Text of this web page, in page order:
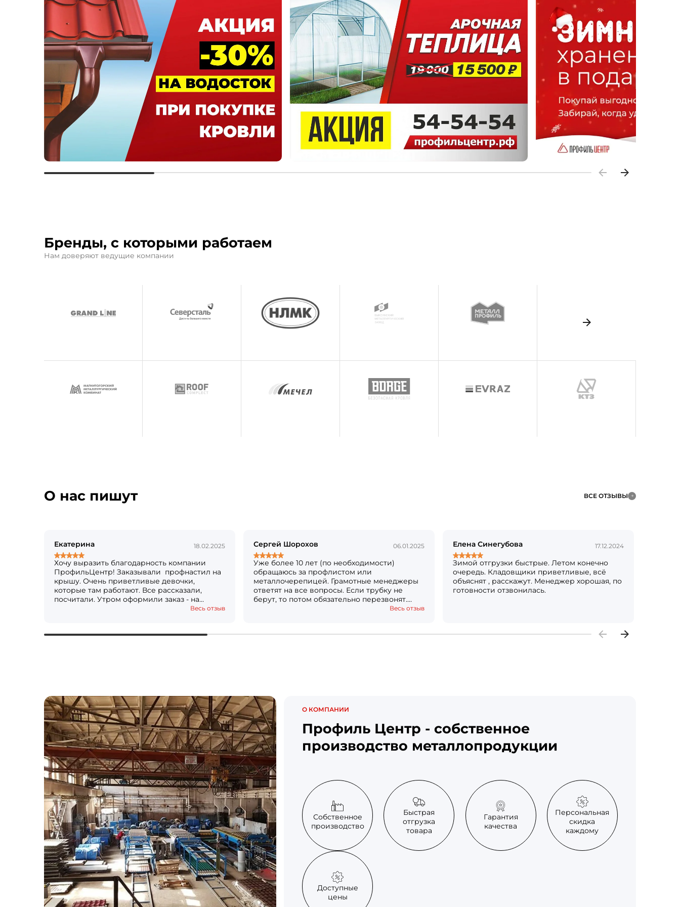
Бренды, с которыми работаем
Нам доверяют ведущие компании
О нас пишут ВСЕ ОТЗЫВЫ
Екатерина 18.02.2025
Хочу выразить благодарность компании
ПрофильЦентр! Заказывали профнастил на
крышу. Очень приветливые девочки,
которые там работают. Все рассказали,
посчитали. Утром оформили заказ - на
следующий день уже все было готово!Весь отзыв
Сергей Шорохов 06.01.2025
Уже более 10 лет (по необходимости)
обращаюсь за профлистом или
металлочерепицей. Грамотные менеджеры
ответят на все вопросы. Если трубку не
берут, то потом обязательно перезвонят.
Кстати, коллектив менеджеров постоянный,
цены увеличивались каждый день!
Весь отзыв
Елена Синегубова 17.12.2024
Зимой отгрузки быстрые. Летом конечно
очередь. Кладовщики приветливые, всё
объяснят , расскажут. Менеджер хорошая, по
готовности отзвонилась.
О КОМПАНИИ
Профиль Центр - собственное
производство металлопродукции
Собственное
производство
Быстрая
отгрузка
товара
Гарантия
качества
Персональная
скидка
каждому
Доступные
цены